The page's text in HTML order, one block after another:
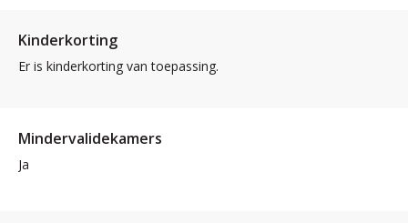
Kinderkorting
Er is kinderkorting van toepassing.
Mindervalidekamers
Ja